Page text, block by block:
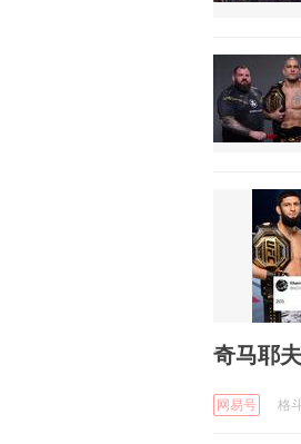
奇马耶
网易号 格